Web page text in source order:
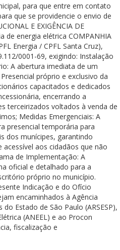
para que entre em contato
que se providencie o envio de
E EXIGÊNCIA DE
de energia elétrica COMPANHIA
Energia / CPFL Santa Cruz),
0001-69, exigindo: Instalação
A abertura imediata de um
próprio e exclusivo da
capacitados e dedicados
encerrando a
terceirizados voltados à venda de
Medidas Emergenciais: A
presencial temporária para
dos munícipes, garantindo
aos cidadãos que não
de Implementação: A
oficial e detalhado para a
próprio no município.
Indicação e do Ofício
encaminhados à Agência
Estado de São Paulo (ARSESP),
(ANEEL) e ao Procon
fiscalização e